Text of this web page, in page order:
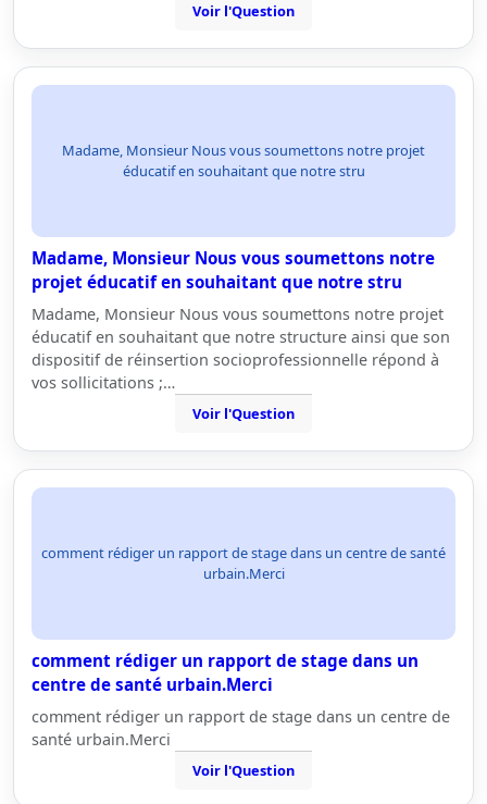
Voir l'Question
Madame, Monsieur Nous vous soumettons notre projet
éducatif en souhaitant que notre stru
Madame, Monsieur Nous vous soumettons notre
projet éducatif en souhaitant que notre stru
Madame, Monsieur Nous vous soumettons notre projet
éducatif en souhaitant que notre structure ainsi que son
dispositif de réinsertion socioprofessionnelle répond à
vos sollicitations ;…
Voir l'Question
comment rédiger un rapport de stage dans un centre de santé
urbain.Merci
comment rédiger un rapport de stage dans un
centre de santé urbain.Merci
comment rédiger un rapport de stage dans un centre de
santé urbain.Merci
Voir l'Question